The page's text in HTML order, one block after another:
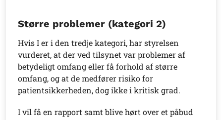
Større problemer (kategori 2)
Hvis I er i den tredje kategori, har styrelsen
vurderet, at der ved tilsynet var problemer af
betydeligt omfang eller få forhold af større
omfang, og at de medfører risiko for
patientsikkerheden, dog ikke i kritisk grad.
I vil få en rapport samt blive hørt over et påbud